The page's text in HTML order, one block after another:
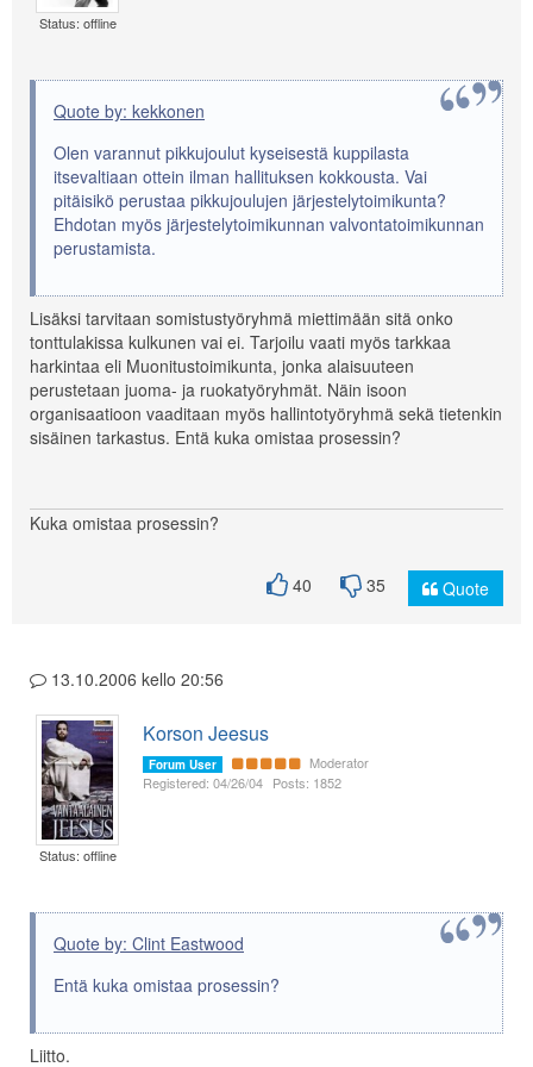
Status: offline
Quote by: kekkonen
Olen varannut pikkujoulut kyseisestä kuppilasta
itsevaltiaan ottein ilman hallituksen kokkousta. Vai
pitäisikö perustaa pikkujoulujen järjestelytoimikunta?
Ehdotan myös järjestelytoimikunnan valvontatoimikunnan
perustamista.
Lisäksi tarvitaan somistustyöryhmä miettimään sitä onko
tonttulakissa kulkunen vai ei. Tarjoilu vaati myös tarkkaa
harkintaa eli Muonitustoimikunta, jonka alaisuuteen
perustetaan juoma- ja ruokatyöryhmät. Näin isoon
organisaatioon vaaditaan myös hallintotyöryhmä sekä tietenkin
sisäinen tarkastus. Entä kuka omistaa prosessin?
Kuka omistaa prosessin?
40 35 Quote
13.10.2006 kello 20:56
Status: offline
Korson Jeesus
Forum User
Moderator
Registered: 04/26/04 Posts: 1852
Quote by: Clint Eastwood
Entä kuka omistaa prosessin?
Liitto.